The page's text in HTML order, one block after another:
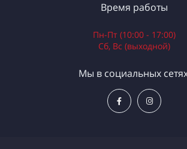
Время работы
Пн-Пт (10:00 - 17:00)
Сб, Вс (выходной)
Мы в социальных